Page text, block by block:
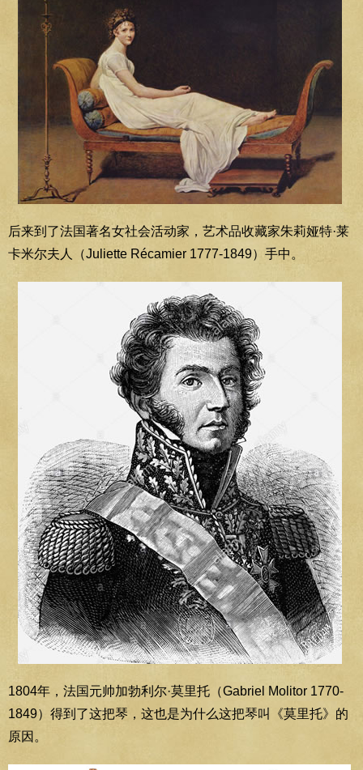
后来到了法国著名女社会活动家，艺术品收藏家朱莉娅特·莱
卡米尔夫人（Juliette Récamier 1777-1849）手中。
1804年，法国元帅加勃利尔·莫里托（Gabriel Molitor 1770-
1849）得到了这把琴，这也是为什么这把琴叫《莫里托》的
原因。